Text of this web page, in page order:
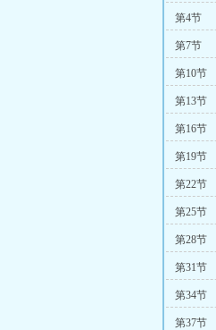
第4节
第7节
第10节
第13节
第16节
第19节
第22节
第25节
第28节
第31节
第34节
第37节